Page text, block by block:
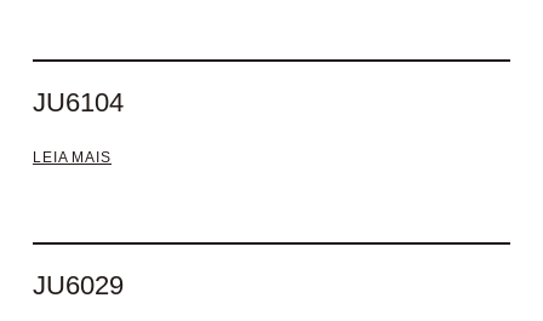
JU6104
LEIA MAIS
JU6029